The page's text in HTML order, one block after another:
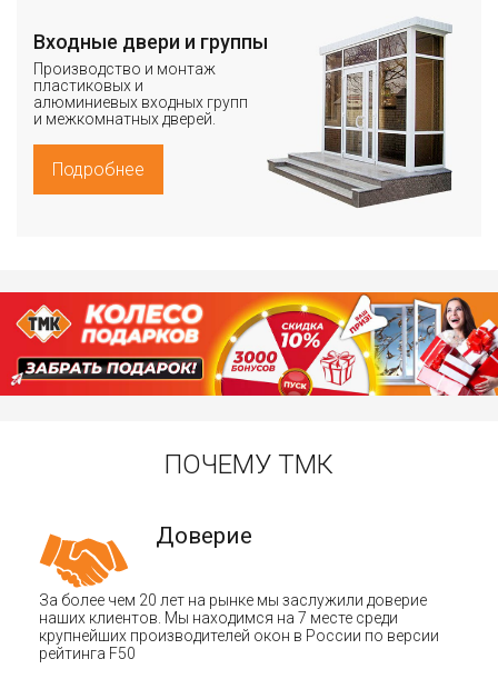
Входные двери и группы
Производство и монтаж
пластиковых и
алюминиевых входных групп
и межкомнатных дверей.
Подробнее
ПОЧЕМУ ТМК
Доверие
За более чем 20 лет на рынке мы заслужили доверие
наших клиентов. Мы находимся на 7 месте среди
крупнейших производителей окон в России по версии
рейтинга F50